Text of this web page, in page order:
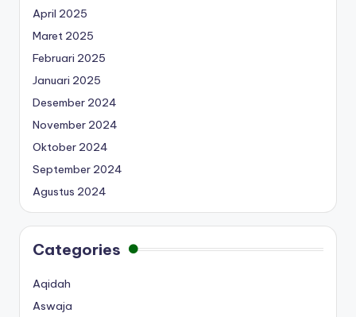
April 2025
Maret 2025
Februari 2025
Januari 2025
Desember 2024
November 2024
Oktober 2024
September 2024
Agustus 2024
Categories
Aqidah
Aswaja